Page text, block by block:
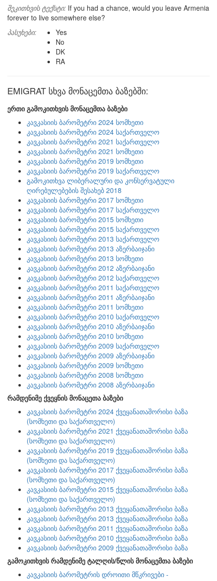
შეკითხვის ტექსტი: If you had a chance, would you leave Armenia
forever to live somewhere else?
პასუხები:
Yes
No
DK
RA
EMIGRAT სხვა მონაცემთა ბაზებში:
ერთი გამოკითხვის მონაცემთა ბაზები
კავკასიის ბარომეტრი 2024 სომხეთი
კავკასიის ბარომეტრი 2024 საქართველო
კავკასიის ბარომეტრი 2021 საქართველო
კავკასიის ბარომეტრი 2021 სომხეთი
კავკასიის ბარომეტრი 2019 სომხეთი
კავკასიის ბარომეტრი 2019 საქართველო
გამოკითხვა ლიბერალური და კონსერვატული
ღირებულებების შესახებ 2018
კავკასიის ბარომეტრი 2017 სომხეთი
კავკასიის ბარომეტრი 2017 საქართველო
კავკასიის ბარომეტრი 2015 სომხეთი
კავკასიის ბარომეტრი 2015 საქართველო
კავკასიის ბარომეტრი 2013 საქართველო
კავკასიის ბარომეტრი 2013 აზერბაიჯანი
კავკასიის ბარომეტრი 2013 სომხეთი
კავკასიის ბარომეტრი 2012 აზერბაიჯანი
კავკასიის ბარომეტრი 2012 საქართველო
კავკასიის ბარომეტრი 2011 საქართველო
კავკასიის ბარომეტრი 2011 აზერბაიჯანი
კავკასიის ბარომეტრი 2011 სომხეთი
კავკასიის ბარომეტრი 2010 საქართველო
კავკასიის ბარომეტრი 2010 აზერბაიჯანი
კავკასიის ბარომეტრი 2010 სომხეთი
კავკასიის ბარომეტრი 2009 საქართველო
კავკასიის ბარომეტრი 2009 აზერბაიჯანი
კავკასიის ბარომეტრი 2009 სომხეთი
კავკასიის ბარომეტრი 2008 სომხეთი
კავკასიის ბარომეტრი 2008 აზერბაიჯანი
რამდენიმე ქვეყნის მონაცეთა ბაზები
კავკასიის ბარომეტრი 2024 ქვეყანათაშორისი ბაზა
(სომხეთი და საქართველო)
კავკასიის ბარომეტრი 2021 ქვეყანათაშორისი ბაზა
(სომხეთი და საქართველო)
კავკასიის ბარომეტრი 2019 ქვეყანათაშორისი ბაზა
(სომხეთი და საქართველო)
კავკასიის ბარომეტრი 2017 ქვეყანათაშორისი ბაზა
(სომხეთი და საქართველო)
კავკასიის ბარომეტრი 2015 ქვეყანათაშორისი ბაზა
(სომხეთი და საქართველო)
კავკასიის ბარომეტრი 2013 ქვეყანათაშორისი ბაზა
კავკასიის ბარომეტრი 2013 ქვეყანათაშორისი ბაზა
კავკასიის ბარომეტრი 2011 ქვეყანათაშორისი ბაზა
კავკასიის ბარომეტრი 2010 ქვეყანათაშორისი ბაზა
კავკასიის ბარომეტრი 2009 ქვეყანათაშორისი ბაზა
გამოკითხვის რამდენიმე ტალღის/წლის მონაცემთა ბაზები
კავკასიის ბარომეტრის დროითი მწკრივები -